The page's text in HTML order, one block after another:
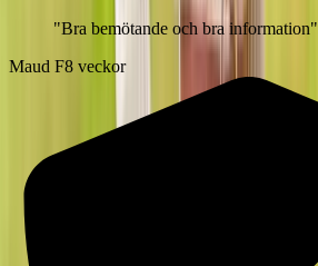
"Bra bemötande och bra information"
Maud F8 veckor